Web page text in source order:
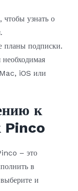
чтобы узнать о
планы подписки.
необходимая
iOS или
к
Pinco
– это
в
и